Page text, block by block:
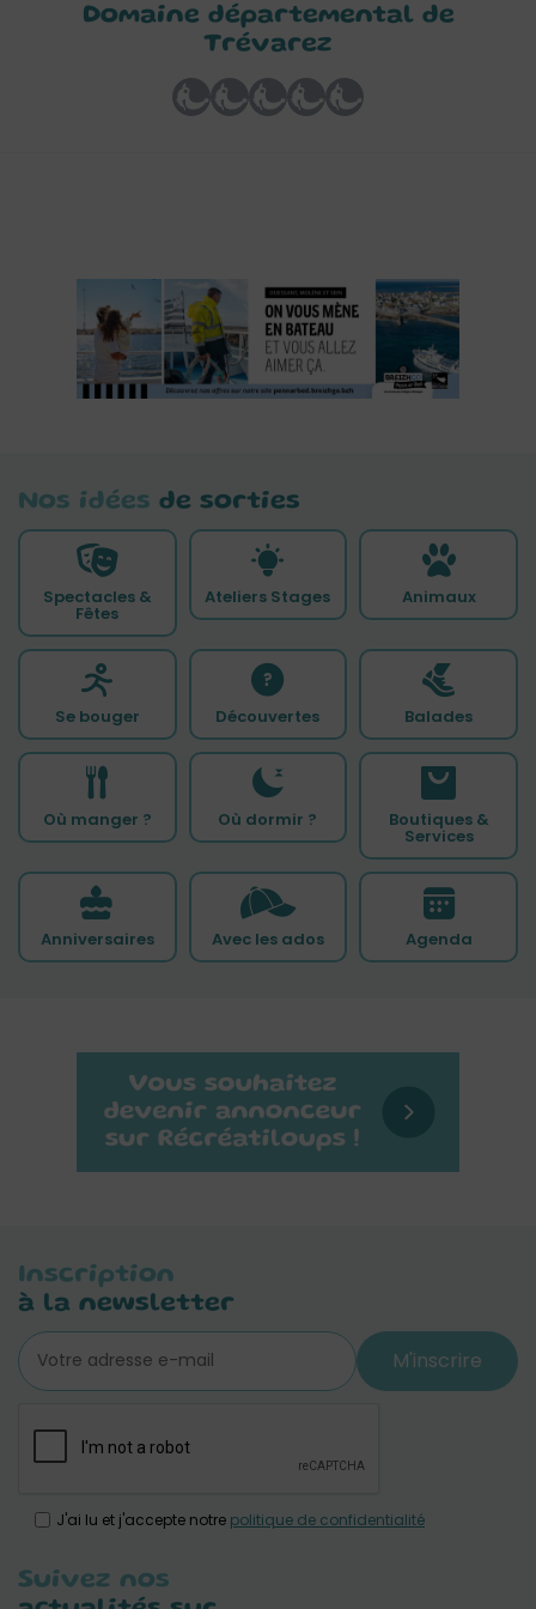
Domaine départemental de
Trévarez
Nos idées de sorties
Spectacles &
Fêtes
Ateliers Stages Animaux
Se bouger Découvertes Balades
Où manger ? Où dormir ? Boutiques &
Services
Anniversaires Avec les ados Agenda
Inscription
à la newsletter
M'inscrire
J'ai lu et j'accepte notre politique de confidentialité
Suivez nos